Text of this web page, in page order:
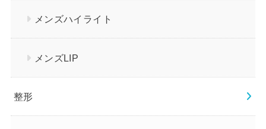
メンズハイライト
メンズLIP
整形